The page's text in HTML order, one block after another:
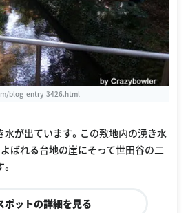
blog-entry-3426.html
が出ています。この敷地内の湧き水
ばれる台地の崖にそって世田谷の二
ポットの詳細を見る